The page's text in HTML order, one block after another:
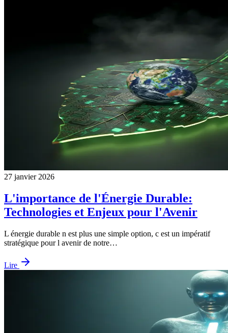
27 janvier 2026
L'importance de l'Énergie Durable:
Technologies et Enjeux pour l'Avenir
L énergie durable n est plus une simple option, c est un impératif
stratégique pour l avenir de notre…
Lire